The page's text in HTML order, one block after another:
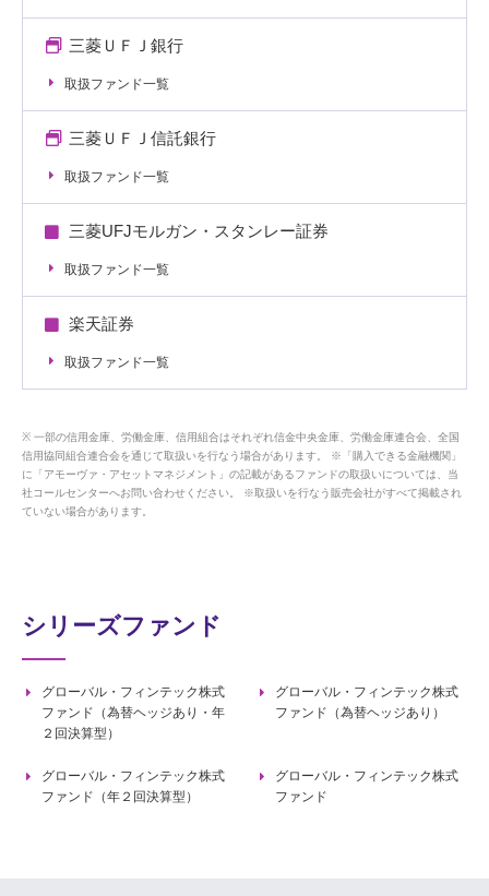
三菱ＵＦＪ銀行
取扱ファンド一覧
三菱ＵＦＪ信託銀行
取扱ファンド一覧
三菱UFJモルガン・スタンレー証券
取扱ファンド一覧
楽天証券
取扱ファンド一覧
一部の信用金庫、労働金庫、信用組合はそれぞれ信金中央金庫、労働金庫連合会、全国
信用協同組合連合会を通じて取扱いを行なう場合があります。 ※「購入できる金融機関」
に「アモーヴァ・アセットマネジメント」の記載があるファンドの取扱いについては、当
社コールセンターへお問い合わせください。 ※取扱いを行なう販売会社がすべて掲載され
ていない場合があります。
シリーズファンド
グローバル・フィンテック株式
ファンド（為替ヘッジあり・年
２回決算型）
グローバル・フィンテック株式
ファンド（為替ヘッジあり）
グローバル・フィンテック株式
ファンド（年２回決算型）
グローバル・フィンテック株式
ファンド